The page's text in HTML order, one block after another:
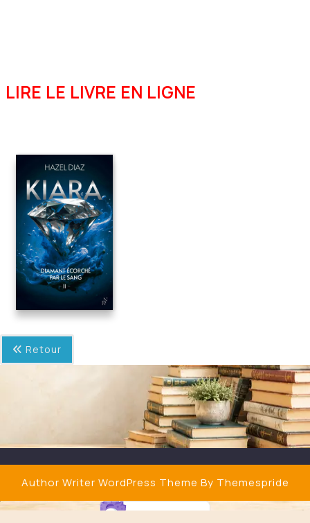
LIRE LE LIVRE EN LIGNE
Retour
Author Writer WordPress Theme By Themespride